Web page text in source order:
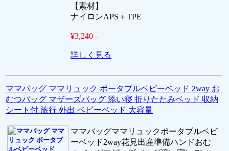
【素材】
ナイロンAPS＋TPE
¥3,240 -
詳しく見る
ママバッグ ママリュック ポータブルベビーベッド 2way お
むつバッグ マザーズバッグ 添い寝 折りたたみベッド 収納
シート付 旅行 外出 ベビーベッド 大容量
ママバッグママリュックポータブルベビ
ーベッド2way花見出産準備ハンドおむ